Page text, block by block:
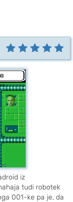
iz
tudi robotek
001-ke pa je, da